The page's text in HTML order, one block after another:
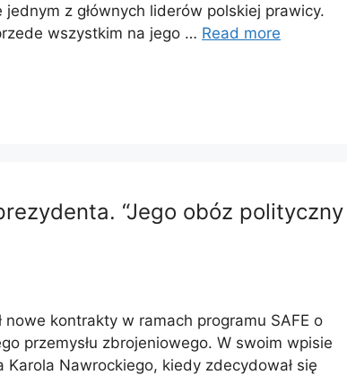
z głównych liderów polskiej prawicy.
wszystkim na jego … Read more
“Jego obóz polityczny
nowe kontrakty w ramach programu SAFE o
przemysłu zbrojeniowego. W swoim wpisie
Nawrockiego, kiedy zdecydował się